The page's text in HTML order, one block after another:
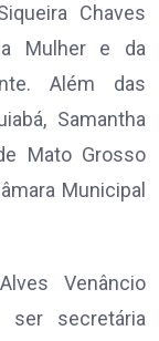
Chaves
Mulher e da
Além das
Samantha
Mato Grosso
Municipal
Venâncio
ser secretária